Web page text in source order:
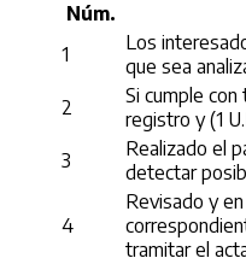
Núm.
1
Los
que sea
2
Si cumple
registro y (1
3
Realizado el
detectar
4
Revisado y
tramitar el